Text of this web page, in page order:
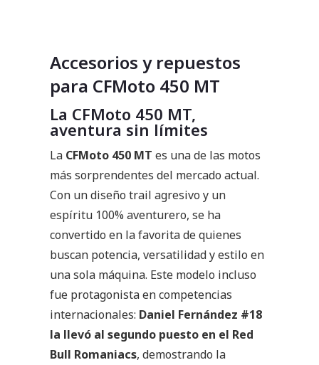
Accesorios y repuestos
para CFMoto 450 MT
La CFMoto 450 MT,
aventura sin límites
La CFMoto 450 MT es una de las motos
más sorprendentes del mercado actual.
Con un diseño trail agresivo y un
espíritu 100% aventurero, se ha
convertido en la favorita de quienes
buscan potencia, versatilidad y estilo en
una sola máquina. Este modelo incluso
fue protagonista en competencias
internacionales: Daniel Fernández #18
la llevó al segundo puesto en el Red
Bull Romaniacs, demostrando la